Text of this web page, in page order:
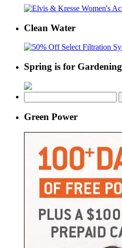
Clean Water
Spring is for Gardening
for:
Green Power